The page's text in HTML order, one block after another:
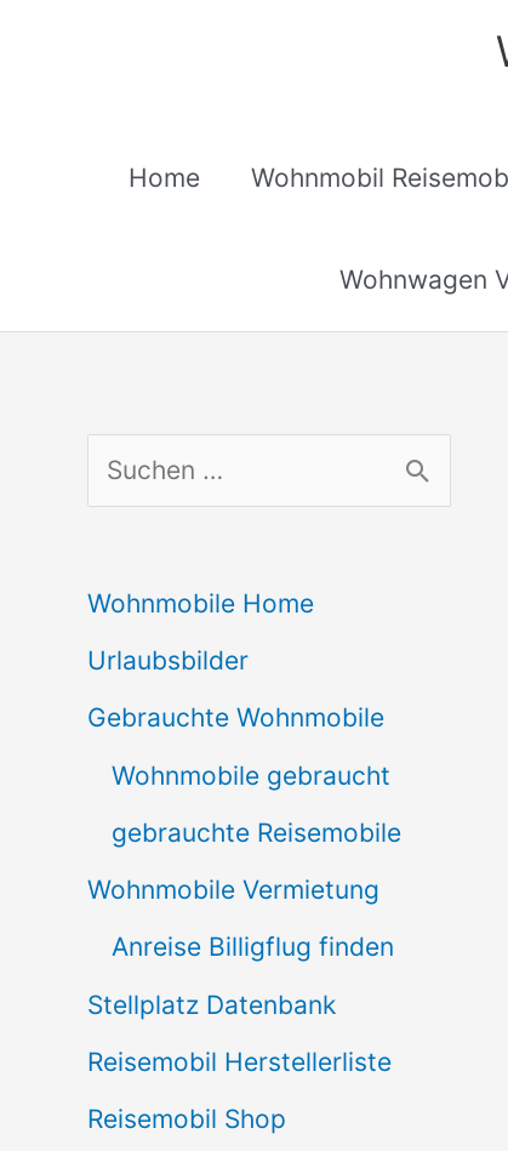
Home Wohnmobil
Wohnwagen
u
h
e
n
Wohnmobile Home
Urlaubsbilder
Gebrauchte Wohnmobile
Wohnmobile gebraucht
gebrauchte Reisemobile
Wohnmobile Vermietung
Anreise Billigflug finden
Stellplatz Datenbank
Reisemobil Herstellerliste
Reisemobil Shop